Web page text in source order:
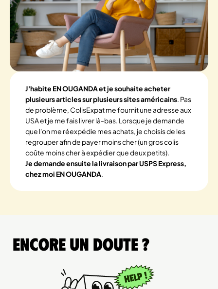
J'habite EN OUGANDA et je souhaite acheter
plusieurs articles sur plusieurs sites américains. Pas
de problème, ColisExpat me fournit une adresse aux
USA et je me fais livrer là-bas. Lorsque je demande
que l'on me réexpédie mes achats, je choisis de les
regrouper afin de payer moins cher (un gros colis
coûte moins cher à expédier que deux petits).
Je demande ensuite la livraison par USPS Express,
chez moi EN OUGANDA.
Encore un doute ?